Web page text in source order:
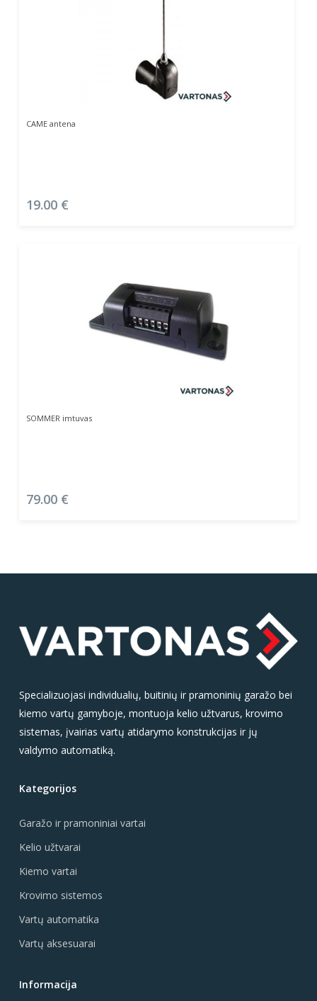
CAME antena
19.00 €
SOMMER imtuvas
79.00 €
Specializuojasi individualių, buitinių ir pramoninių garažo bei
kiemo vartų gamyboje, montuoja kelio užtvarus, krovimo
sistemas, įvairias vartų atidarymo konstrukcijas ir jų
valdymo automatiką.
Kategorijos
Garažo ir pramoniniai vartai
Kelio užtvarai
Kiemo vartai
Krovimo sistemos
Vartų automatika
Vartų aksesuarai
Informacija